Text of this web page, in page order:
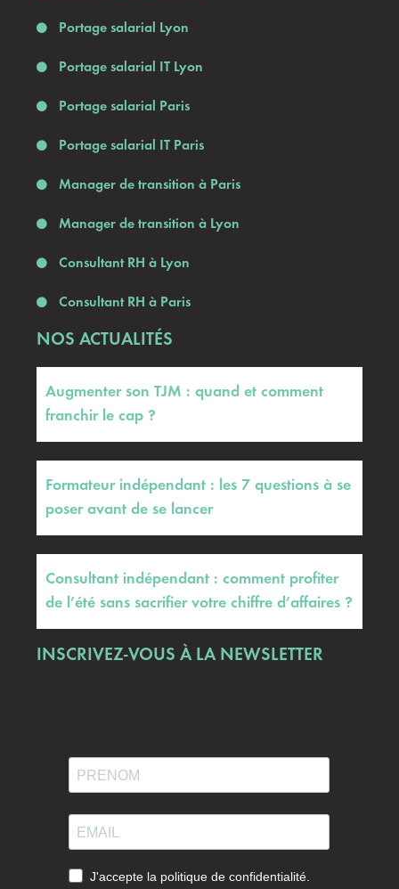
Portage salarial Lyon
Portage salarial IT Lyon
Portage salarial Paris
Portage salarial IT Paris
Manager de transition à Paris
Manager de transition à Lyon
Consultant RH à Lyon
Consultant RH à Paris
NOS ACTUALITÉS
Augmenter son TJM : quand et comment
franchir le cap ?
Formateur indépendant : les 7 questions à se
poser avant de se lancer
Consultant indépendant : comment profiter
de l’été sans sacrifier votre chiffre d’affaires ?
INSCRIVEZ-VOUS À LA NEWSLETTER